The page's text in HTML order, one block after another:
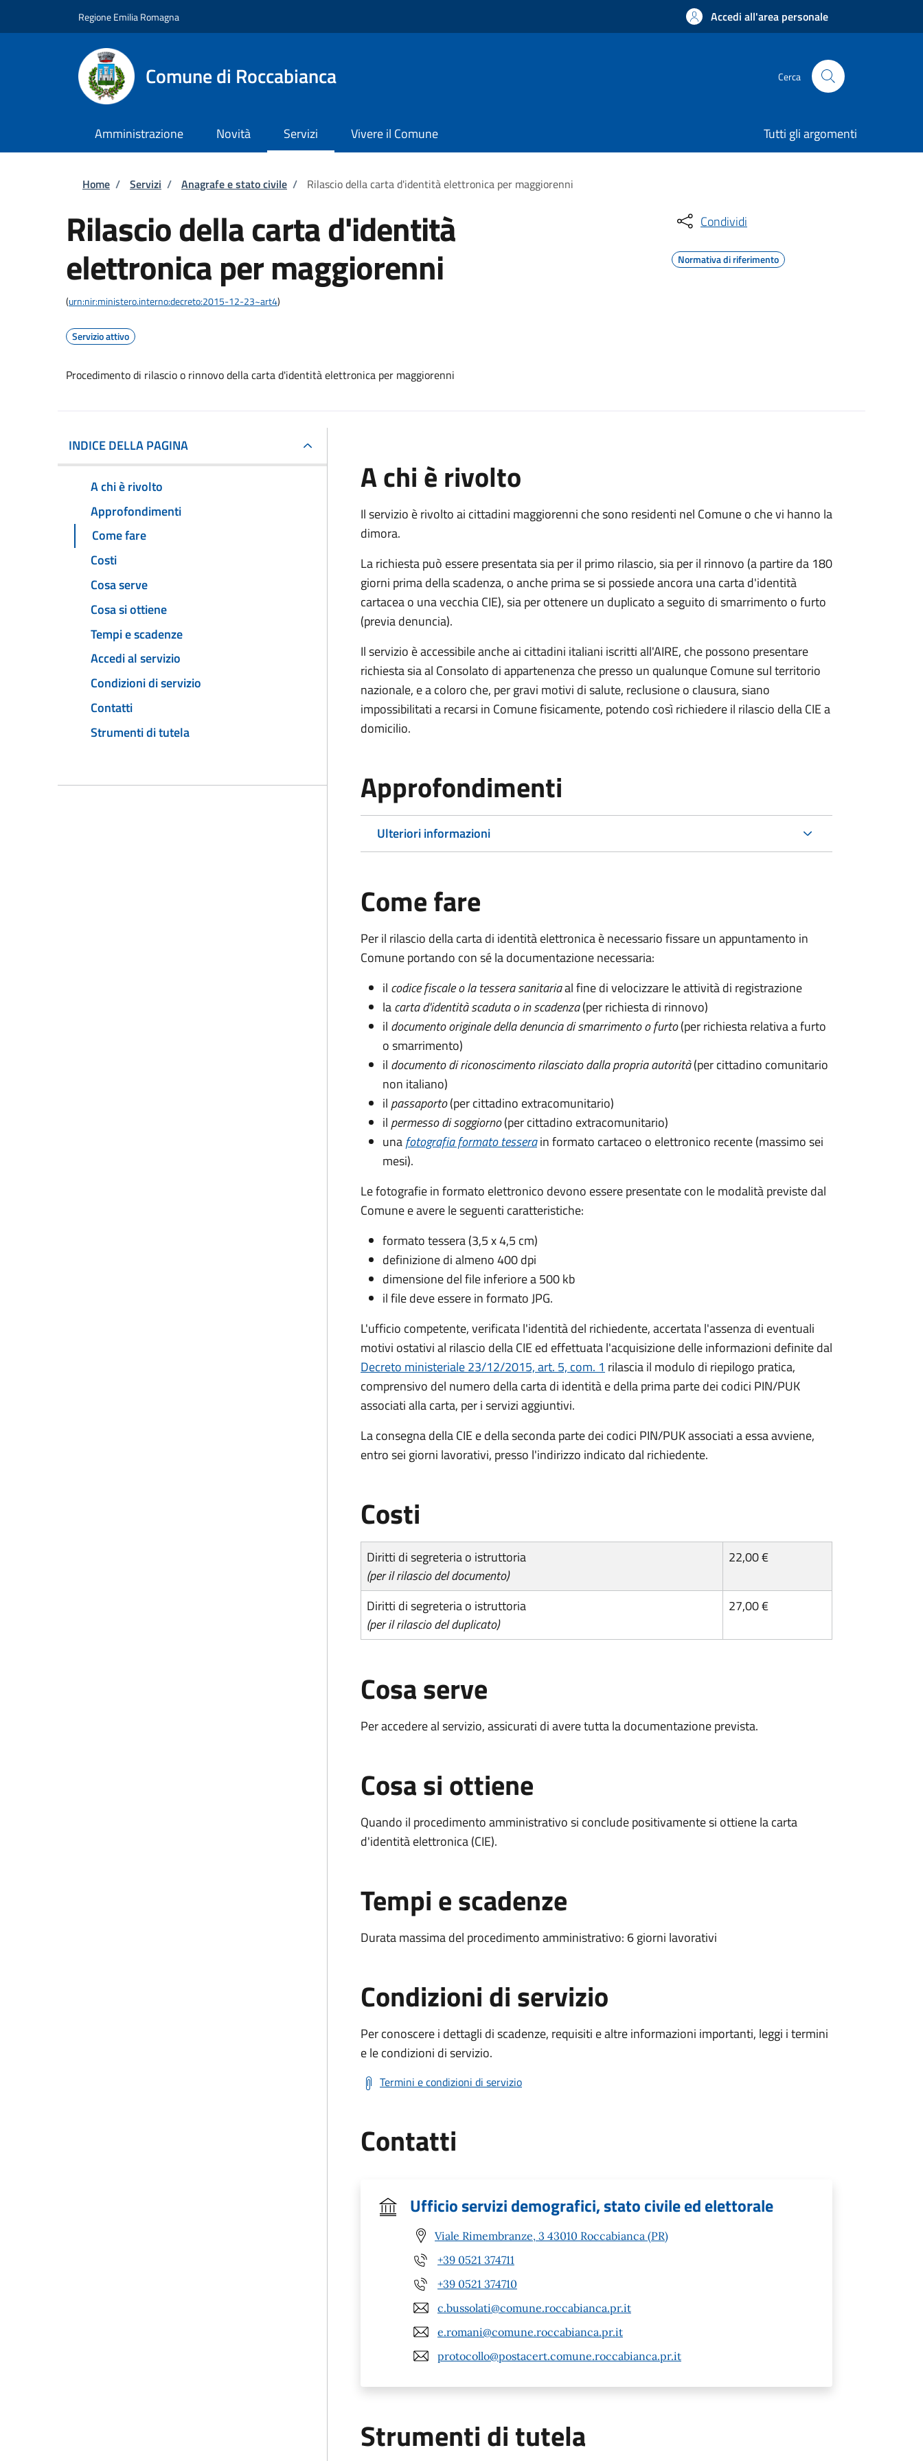
Regione Emilia Romagna Accedi all'area personale
Comune di Roccabianca Cerca
Amministrazione Novità Servizi Vivere il Comune Tutti gli argomenti
Briciole di pane
Home / Servizi / Anagrafe e stato civile / Rilascio della carta d'identità elettronica per maggiorenni
Rilascio della carta d'identità
elettronica per maggiorenni
(urn:nir:ministero.interno:decreto:2015-12-23~art4)
Servizio attivo
Procedimento di rilascio o rinnovo della carta d'identità elettronica per maggiorenni
Condividi
Normativa di riferimento
INDICE DELLA PAGINA
A chi è rivolto
Approfondimenti
Come fare
Costi
Cosa serve
Cosa si ottiene
Tempi e scadenze
Accedi al servizio
Condizioni di servizio
Contatti
Strumenti di tutela
A chi è rivolto
Il servizio è rivolto ai cittadini maggiorenni che sono residenti nel Comune o che vi hanno la
dimora.
La richiesta può essere presentata sia per il primo rilascio, sia per il rinnovo (a partire da 180
giorni prima della scadenza, o anche prima se si possiede ancora una carta d'identità
cartacea o una vecchia CIE), sia per ottenere un duplicato a seguito di smarrimento o furto
(previa denuncia).
Il servizio è accessibile anche ai cittadini italiani iscritti all'AIRE, che possono presentare
richiesta sia al Consolato di appartenenza che presso un qualunque Comune sul territorio
nazionale, e a coloro che, per gravi motivi di salute, reclusione o clausura, siano
impossibilitati a recarsi in Comune fisicamente, potendo così richiedere il rilascio della CIE a
domicilio.
Approfondimenti
Ulteriori informazioni
Come fare
Per il rilascio della carta di identità elettronica è necessario fissare un appuntamento in
Comune portando con sé la documentazione necessaria:
il codice fiscale o la tessera sanitariaal fine di velocizzare le attività di registrazione
lacarta d'identità scaduta o in scadenza(per richiesta di rinnovo)
il documento originale della denuncia di smarrimento o furto(per richiesta relativa a furto
o smarrimento)
il documento di riconoscimento rilasciato dalla propria autorità(per cittadino comunitario
non italiano)
il passaporto(per cittadino extracomunitario)
il permesso di soggiorno(per cittadino extracomunitario)
unafotografia formato tesserain formato cartaceo o elettronico recente (massimo sei
mesi).
Le fotografie in formato elettronico devono essere presentate con le modalità previste dal
Comune e avere le seguenti caratteristiche:
formato tessera (3,5 x 4,5 cm)
definizione di almeno 400 dpi
dimensione del file inferiore a 500 kb
il file deve essere in formato JPG.
L'ufficio competente, verificata l'identità del richiedente, accertata l'assenza di eventuali
motivi ostativi al rilascio della CIE ed effettuata l'acquisizione delle informazioni definite dal
Decreto ministeriale 23/12/2015, art. 5, com. 1 rilascia il modulo di riepilogo pratica,
comprensivo del numero della carta di identità e della prima parte dei codici PIN/PUK
associati alla carta, per i servizi aggiuntivi.
La consegna della CIE e della seconda parte dei codici PIN/PUK associati a essa avviene,
entro sei giorni lavorativi, presso l'indirizzo indicato dal richiedente.
Costi
Diritti di segreteria o istruttoria
(per il rilascio del documento)
22,00 €
Diritti di segreteria o istruttoria
(per il rilascio del duplicato)
27,00 €
Cosa serve
Per accedere al servizio, assicurati di avere tutta la documentazione prevista.
Cosa si ottiene
Quando il procedimento amministrativo si conclude positivamente si ottiene la carta
d'identità elettronica (CIE).
Tempi e scadenze
Durata massima del procedimento amministrativo: 6 giorni lavorativi
Condizioni di servizio
Per conoscere i dettagli di scadenze, requisiti e altre informazioni importanti, leggi i termini
e le condizioni di servizio.
Termini e condizioni di servizio
Contatti
Ufficio servizi demografici, stato civile ed elettorale
Viale Rimembranze, 3 43010 Roccabianca (PR)
+39 0521 374711
+39 0521 374710
c.bussolati@comune.roccabianca.pr.it
e.romani@comune.roccabianca.pr.it
protocollo@postacert.comune.roccabianca.pr.it
Strumenti di tutela